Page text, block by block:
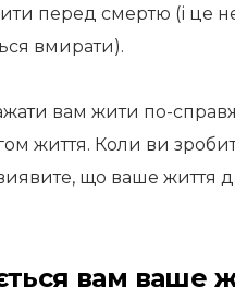
перед смертю (і це
вмирати).
вам жити по-
життя. Коли ви
що ваше життя
вам ваше